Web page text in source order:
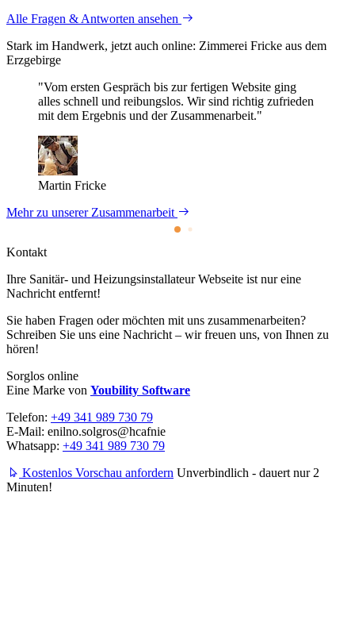
Alle Fragen & Antworten ansehen
Stark im Handwerk, jetzt auch online: Zimmerei Fricke aus dem
Erzgebirge
"Vom ersten Gespräch bis zur fertigen Website ging
alles schnell und reibungslos. Wir sind richtig zufrieden
mit dem Ergebnis und der Zusammenarbeit."
Martin Fricke
Mehr zu unserer Zusammenarbeit
Kontakt
Ihre Sanitär- und Heizungs­installateur Webseite ist nur eine
Nachricht entfernt!
Sie haben Fragen oder möchten mit uns zusammenarbeiten?
Schreiben Sie uns eine Nachricht – wir freuen uns, von Ihnen zu
hören!
Sorglos online
Eine Marke von Youbility Software
Telefon: +49 341 989 730 79
E-Mail: enilno.solgros@hcafnie
Whatsapp: +49 341 989 730 79
Kostenlos Vorschau anfordern Unverbindlich - dauert nur 2
Minuten!